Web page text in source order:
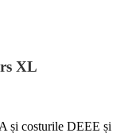
XL
și costurile DEEE și